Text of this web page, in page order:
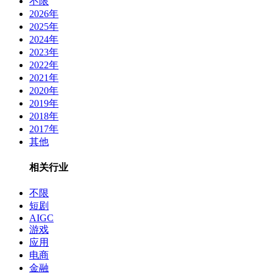
2026年
2025年
2024年
2023年
2022年
2021年
2020年
2019年
2018年
2017年
其他
相关行业
不限
短剧
AIGC
游戏
应用
电商
金融